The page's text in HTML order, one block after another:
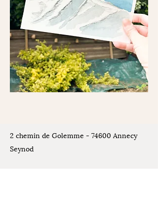
2 chemin de Golemme - 74600 Annecy
Seynod